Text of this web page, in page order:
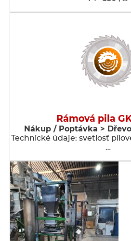
Rámová pila
Nákup / Poptávka >
Technické údaje: svetlosť
…